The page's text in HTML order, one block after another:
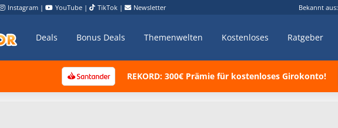
Instagram | YouTube | TikTok | Newsletter Bekannt aus:
Deals Bonus Deals Themenwelten Kostenloses Ratgeber
REKORD: 300€ Prämie für kostenloses Girokonto!